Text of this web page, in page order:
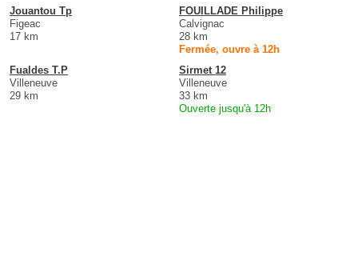
Jouantou Tp
Figeac
17 km
FOUILLADE Philippe
Calvignac
28 km
Fermée, ouvre à 12h
Fualdes T.P
Villeneuve
29 km
Sirmet 12
Villeneuve
33 km
Ouverte jusqu'à 12h